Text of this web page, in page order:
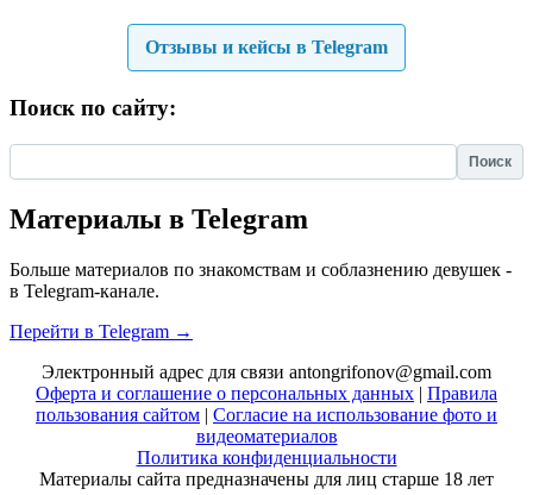
Отзывы и кейсы в Telegram
Поиск по сайту:
Материалы в Telegram
Больше материалов по знакомствам и соблазнению девушек -
в Telegram-канале.
Перейти в Telegram →
Электронный адрес для связи antongrifonov@gmail.com
Оферта и соглашение о персональных данных | Правила
пользования сайтом | Согласие на использование фото и
видеоматериалов
Политика конфиденциальности
Материалы сайта предназначены для лиц старше 18 лет